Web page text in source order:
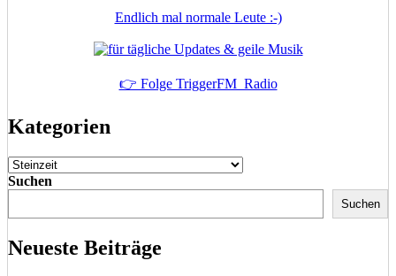
Endlich mal normale Leute :-)
👉 Folge TriggerFM_Radio
Kategorien
Kategorien
Suchen
Suchen
Neueste Beiträge